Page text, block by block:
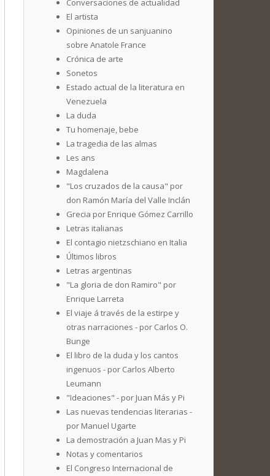
Conversaciones de actualidad
El artista
Opiniones de un sanjuanino
sobre Anatole France
Crónica de arte
Sonetos
Estado actual de la literatura en
Venezuela
La duda
Tu homenaje, bebe
La tragedia de las almas
Les ans
Magdalena
"Los cruzados de la causa" por
don Ramón María del Valle Inclán
Grecia por Enrique Gómez Carrillo
Letras italianas
El contagio nietzschiano en Italia
Últimos libros
Letras argentinas
"La gloria de don Ramiro" por
Enrique Larreta
El viaje á través de la estirpe y
otras narraciones - por Carlos O.
Bunge
El libro de la duda y los cantos
ingenuos - por Carlos Alberto
Leumann
"Ideaciones" - por Juan Más y Pi
Las nuevas tendencias literarias -
por Manuel Ugarte
La demostración a Juan Mas y Pi
Notas y comentarios
El Congreso Internacional de